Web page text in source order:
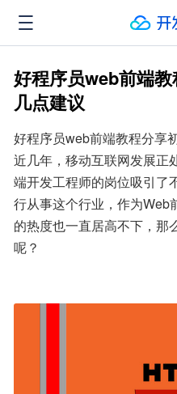
好程序员web前端
几点建议
好程序员web前端教程分享
近几年，移动互联网发展正
端开发工程师的岗位吸引了
行从事这个行业，作为Web
的热度也一直居高不下，那
呢？